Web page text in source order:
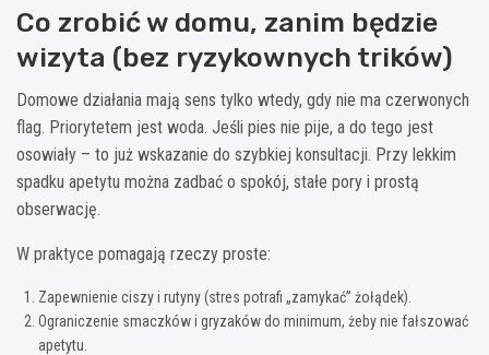
Co zrobić w domu, zanim będzie
wizyta (bez ryzykownych trików)
Domowe działania mają sens tylko wtedy, gdy nie ma czerwonych
flag. Priorytetem jest woda. Jeśli pies nie pije, a do tego jest
osowiały – to już wskazanie do szybkiej konsultacji. Przy lekkim
spadku apetytu można zadbać o spokój, stałe pory i prostą
obserwację.
W praktyce pomagają rzeczy proste:
Zapewnienie ciszy i rutyny (stres potrafi „zamykać” żołądek).
Ograniczenie smaczków i gryzaków do minimum, żeby nie fałszować
apetytu.